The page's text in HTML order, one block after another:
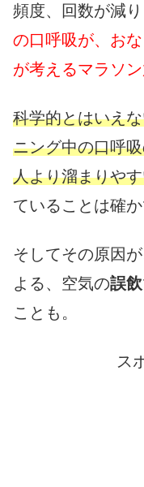
頻度、回数が減
の口呼吸が、お
が考えるマラソ
科学的とはいえ
ニング中の口呼
人より溜まりや
ていることは確か
そしてその原因
よる、空気の誤飲
ことも。
ス